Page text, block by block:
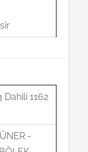
Dahili 1162
-